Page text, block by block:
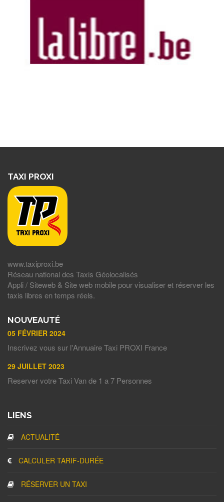
TAXI PROXI
www.taxiproxi.be
Réseau national des Taxis Géolocalisés
Appli / Siteweb & Site web mobile pour visualiser et réserver les
taxis libres en temps réels.
NOUVEAUTÉ
05 FÉVRIER 2024
Inscrivez vous sur l'Annuaire Taxi PROXI France
29 JUILLET 2023
Reserver votre Taxi Van de 1 a 7 Personnes
LIENS
ACTUALITÉ
CALCULER TARIF-DURÉE
RÉSERVER UN TAXI